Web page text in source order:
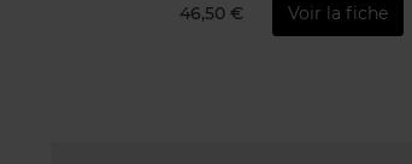
46,50 € Voir la fiche